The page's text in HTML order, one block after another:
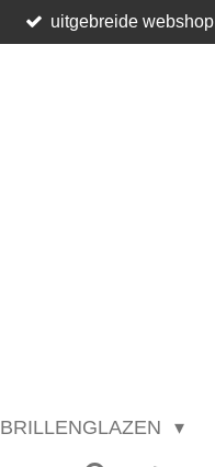
uitgebreide webshop
BRILLENGLAZEN